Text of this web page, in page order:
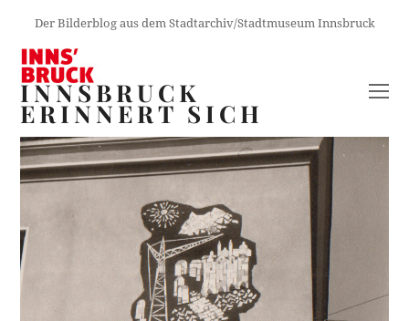
Der Bilderblog aus dem Stadtarchiv/Stadtmuseum Innsbruck
INNSBRUCK
ERINNERT SICH